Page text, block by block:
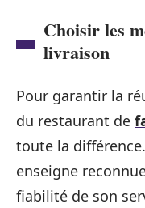
Choisir les
livraison
Pour garantir la
du restaurant de
toute la
enseigne
fiabilité de son